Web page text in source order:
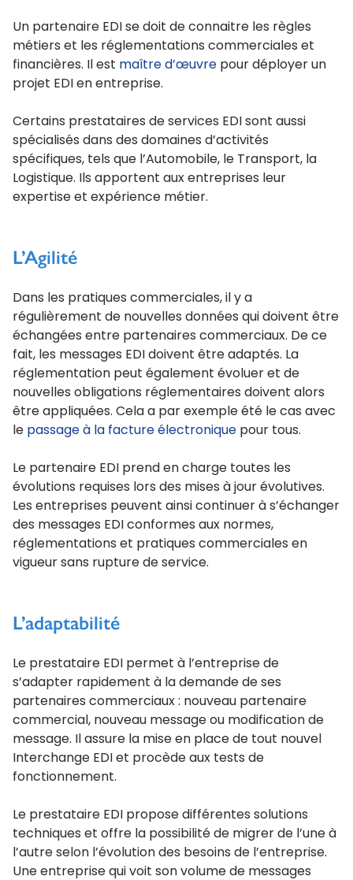
Un partenaire EDI se doit de connaitre les règles
métiers et les réglementations commerciales et
financières. Il est maître d’œuvre pour déployer un
projet EDI en entreprise.
Certains prestataires de services EDI sont aussi
spécialisés dans des domaines d’activités
spécifiques, tels que l’Automobile, le Transport, la
Logistique. Ils apportent aux entreprises leur
expertise et expérience métier.
L’Agilité
Dans les pratiques commerciales, il y a
régulièrement de nouvelles données qui doivent être
échangées entre partenaires commerciaux. De ce
fait, les messages EDI doivent être adaptés. La
réglementation peut également évoluer et de
nouvelles obligations réglementaires doivent alors
être appliquées. Cela a par exemple été le cas avec
le passage à la facture électronique pour tous.
Le partenaire EDI prend en charge toutes les
évolutions requises lors des mises à jour évolutives.
Les entreprises peuvent ainsi continuer à s’échanger
des messages EDI conformes aux normes,
réglementations et pratiques commerciales en
vigueur sans rupture de service.
L’adaptabilité
Le prestataire EDI permet à l’entreprise de
s’adapter rapidement à la demande de ses
partenaires commerciaux : nouveau partenaire
commercial, nouveau message ou modification de
message. Il assure la mise en place de tout nouvel
Interchange EDI et procède aux tests de
fonctionnement.
Le prestataire EDI propose différentes solutions
techniques et offre la possibilité de migrer de l’une à
l’autre selon l’évolution des besoins de l’entreprise.
Une entreprise qui voit son volume de messages